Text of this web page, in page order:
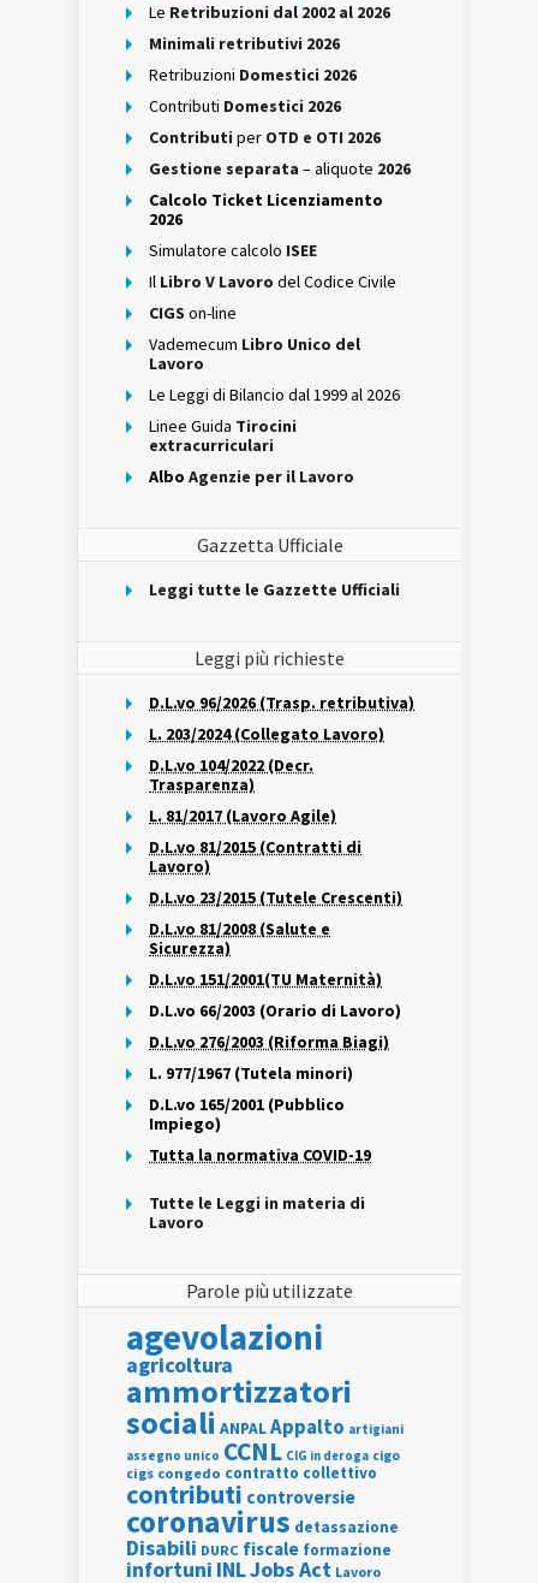
Le Retribuzioni dal 2002 al 2026
Minimali retributivi 2026
Retribuzioni Domestici 2026
Contributi Domestici 2026
Contributi per OTD e OTI 2026
Gestione separata – aliquote 2026
Calcolo Ticket Licenziamento
2026
Simulatore calcolo ISEE
Il Libro V Lavoro del Codice Civile
CIGS on-line
Vademecum Libro Unico del
Lavoro
Le Leggi di Bilancio dal 1999 al 2026
Linee Guida Tirocini
extracurriculari
Albo Agenzie per il Lavoro
Gazzetta Ufficiale
Leggi tutte le Gazzette Ufficiali
Leggi più richieste
D.L.vo 96/2026 (Trasp. retributiva)
L. 203/2024 (Collegato Lavoro)
D.L.vo 104/2022 (Decr.
Trasparenza)
L. 81/2017 (Lavoro Agile)
D.L.vo 81/2015 (Contratti di
Lavoro)
D.L.vo 23/2015 (Tutele Crescenti)
D.L.vo 81/2008 (Salute e
Sicurezza)
D.L.vo 151/2001(TU Maternità)
D.L.vo 66/2003 (Orario di Lavoro)
D.L.vo 276/2003 (Riforma Biagi)
L. 977/1967 (Tutela minori)
D.L.vo 165/2001 (Pubblico
Impiego)
Tutta la normativa COVID-19
Tutte le Leggi in materia di
Lavoro
Parole più utilizzate
agevolazioni
agricoltura
ammortizzatori
sociali ANPALAppalto artigiani
assegno unico CCNL CIG in deroga cigo
cigs congedo contratto collettivo
contributi controversie
coronavirus detassazione
Disabili DURC fiscale formazione
infortuni INLJobs Act Lavoro